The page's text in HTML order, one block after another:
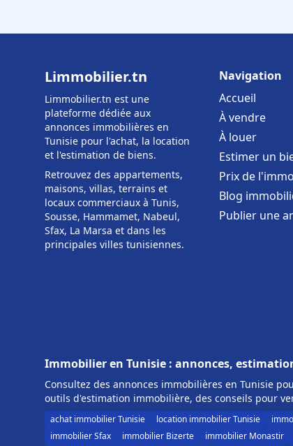
Limmobilier.tn
Limmobilier.tn est une
plateforme dédiée aux
annonces immobilières en
Tunisie pour l'achat, la location
et l'estimation de biens.
Retrouvez des appartements,
maisons, villas, terrains et
locaux commerciaux à Tunis,
Sousse, Hammamet, Nabeul,
Sfax, La Marsa et dans les
principales villes tunisiennes.
Navigation
Accueil
À vendre
À louer
Estimer un
Prix de
Blog
Publier une
Immobilier en Tunisie : annonces,
Consultez des annonces immobilières en Tunisie
outils d'estimation immobilière, des conseils pour
achat immobilier Tunisie location immobilier Tunisie
immobilier Sfax
immobilier Bizerte immobilier Monastir